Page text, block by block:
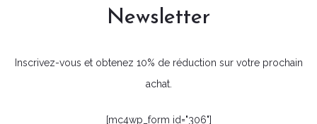
Newsletter
Inscrivez-vous et obtenez 10% de réduction sur votre prochain
achat.
[mc4wp_form id="306"]